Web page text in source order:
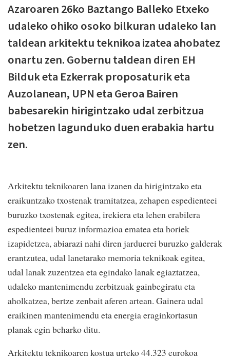
Azaroaren 26ko Baztango Balleko Etxeko
udaleko ohiko osoko bilkuran udaleko lan
taldean arkitektu teknikoa izatea ahobatez
onartu zen. Gobernu taldean diren EH
Bilduk eta Ezkerrak proposaturik eta
Auzolanean, UPN eta Geroa Bairen
babesarekin hirigintzako udal zerbitzua
hobetzen lagunduko duen erabakia hartu
zen.
Arkitektu teknikoaren lana izanen da hirigintzako eta
eraikuntzako txostenak tramitatzea, zehapen espedienteei
buruzko txostenak egitea, irekiera eta lehen erabilera
espedienteei buruz informazioa ematea eta horiek
izapidetzea, abiarazi nahi diren jarduerei buruzko galderak
erantzutea, udal lanetarako memoria teknikoak egitea,
udal lanak zuzentzea eta egindako lanak egiaztatzea,
udaleko mantenimendu zerbitzuak gainbegiratu eta
aholkatzea, bertze zenbait aferen artean. Gainera udal
eraikinen mantenimendu eta energia eraginkortasun
planak egin beharko ditu.
Arkitektu teknikoaren kostua urteko 44.323 eurokoa